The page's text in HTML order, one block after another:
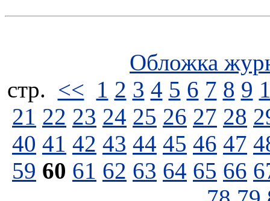
Обложка
стp. << 1 2 3 4 5 6 7 8 9
21 22 23 24 25 26 27 28
40 41 42 43 44 45 46 47
59 60 61 62 63 64 65 66